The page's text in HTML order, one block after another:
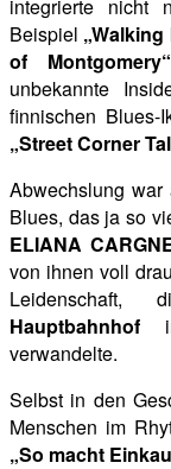
integrierte nicht
Beispiel
of
unbekannte
finnischen Blues-
„Street Corner
Abwechslung
Blues, das ja so
ELIANA
von ihnen voll
Hauptbahnhof
verwandelte.
Selbst in den
Menschen im
„So macht